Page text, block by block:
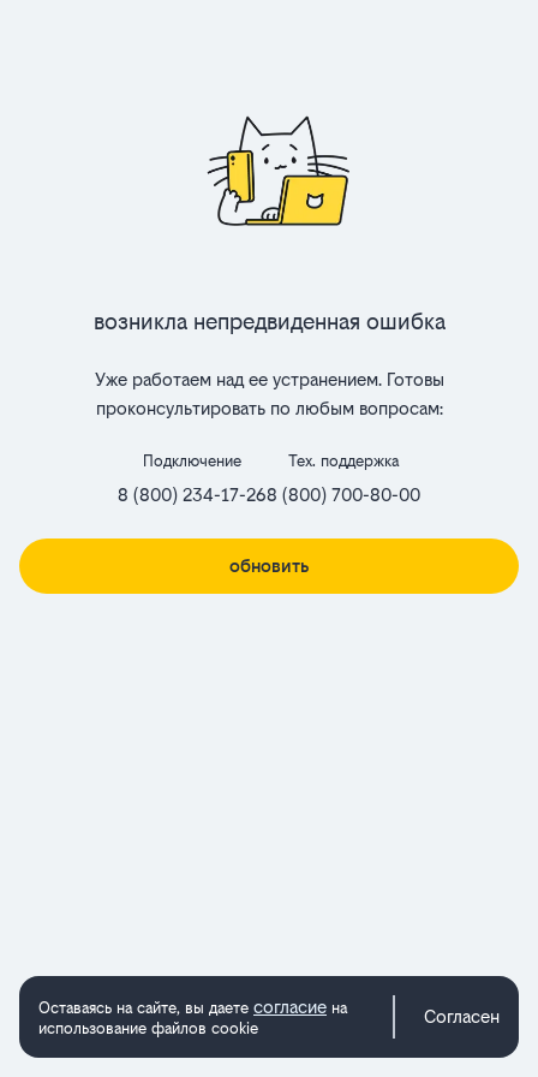
Возникла непредвиденная ошибка
Уже работаем над ее устранением. Готовы
проконсультировать по любым вопросам:
Подключение
8 (800) 234-17-26
Тех. поддержка
8 (800) 700-80-00
обновить
Оставаясь на сайте, вы даете согласие на
использование файлов cookie
Согласен